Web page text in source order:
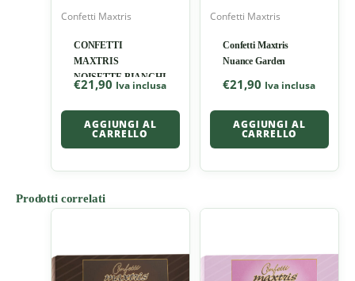
Confetti Maxtris
CONFETTI
MAXTRIS
NOISETTE BIANCHI
€21,90 Iva inclusa
AGGIUNGI AL
CARRELLO
Confetti Maxtris
Confetti Maxtris
Nuance Garden
€21,90 Iva inclusa
AGGIUNGI AL
CARRELLO
Prodotti correlati